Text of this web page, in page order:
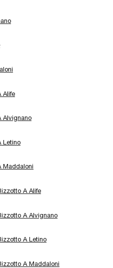
Alife
Alvignano
Letino
Maddaloni
A Alife
A Alvignano
A Letino
A Maddaloni